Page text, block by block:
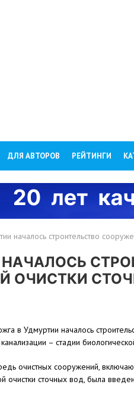
ДЛЯ АВТОРОВ РЕЙТИНГИ
началось строительство
ОЧИСТКИ
в Удмуртии началось
– стадии
очистных сооружений,
очистки сточных вод, была